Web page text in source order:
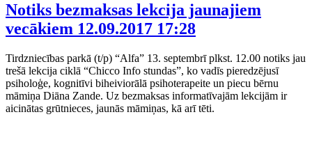
Notiks bezmaksas lekcija jaunajiem
vecākiem 12.09.2017 17:28
Tirdzniecības parkā (t/p) “Alfa” 13. septembrī plkst. 12.00 notiks jau
trešā lekcija ciklā “Chicco Info stundas”, ko vadīs pieredzējusī
psiholoģe, kognitīvi biheiviorālā psihoterapeite un piecu bērnu
māmiņa Diāna Zande. Uz bezmaksas informatīvajām lekcijām ir
aicinātas grūtnieces, jaunās māmiņas, kā arī tēti.